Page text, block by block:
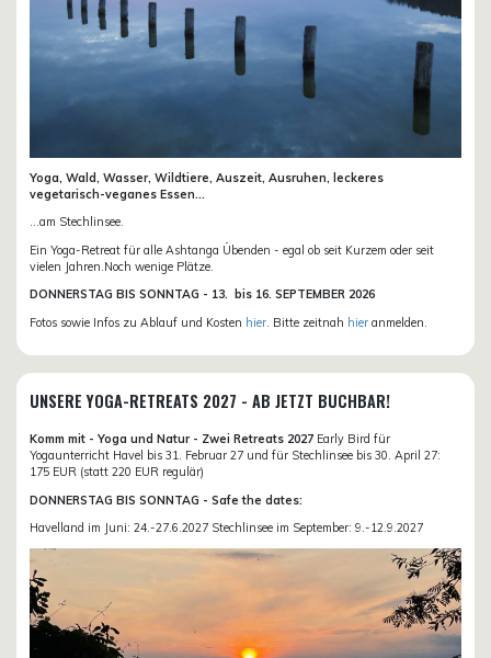
Yoga, Wald, Wasser, Wildtiere, Auszeit, Ausruhen, leckeres
vegetarisch-veganes Essen...
...am Stechlinsee.
Ein Yoga-Retreat für alle Ashtanga Übenden - egal ob seit Kurzem oder seit
vielen Jahren.Noch wenige Plätze.
DONNERSTAG BIS SONNTAG - 13. bis 16. SEPTEMBER 2026
Fotos sowie Infos zu Ablauf und Kosten hier . Bitte zeitnah hier anmelden.
UNSERE YOGA-RETREATS 2027 - AB JETZT BUCHBAR!
Komm mit - Yoga und Natur - Zwei Retreats 2027 Early Bird für
Yogaunterricht Havel bis 31. Februar 27 und für Stechlinsee bis 30. April 27:
175 EUR (statt 220 EUR regulär)
DONNERSTAG BIS SONNTAG - Safe the dates:
Havelland im Juni: 24.-27.6.2027 Stechlinsee im September: 9.-12.9.2027